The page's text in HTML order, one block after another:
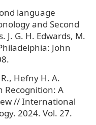
language
and Second
J. G. H. Edwards, M.
John
Hefny H. A.
Recognition: A
// International
2024. Vol. 27.